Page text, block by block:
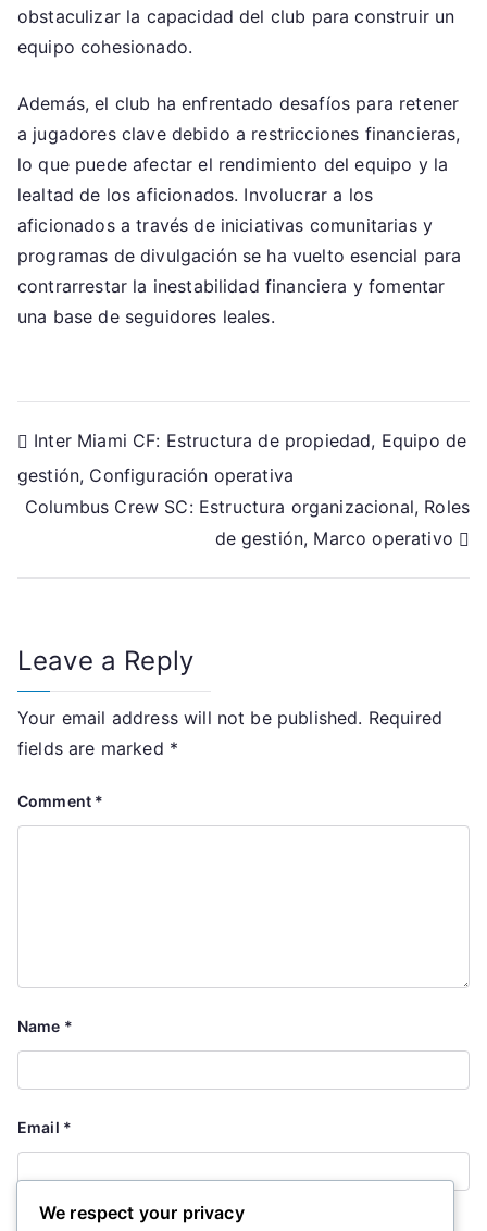
obstaculizar la capacidad del club para construir un
equipo cohesionado.
Además, el club ha enfrentado desafíos para retener
a jugadores clave debido a restricciones financieras,
lo que puede afectar el rendimiento del equipo y la
lealtad de los aficionados. Involucrar a los
aficionados a través de iniciativas comunitarias y
programas de divulgación se ha vuelto esencial para
contrarrestar la inestabilidad financiera y fomentar
una base de seguidores leales.
Post
navigation
Inter Miami CF: Estructura de propiedad, Equipo de
gestión, Configuración operativa
Columbus Crew SC: Estructura organizacional, Roles
de gestión, Marco operativo
Leave a Reply
Your email address will not be published. Required
fields are marked *
Comment *
Name *
Email *
We respect your privacy